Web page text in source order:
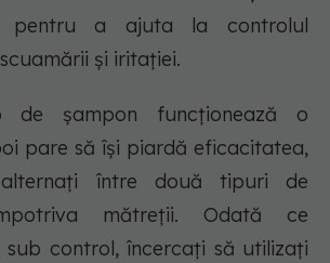
pentru a ajuta la controlul
și iritației.
șampon funcționează o
pare să își piardă eficacitatea,
între două tipuri de
mătreții. Odată ce
sub control, încercați să utilizați